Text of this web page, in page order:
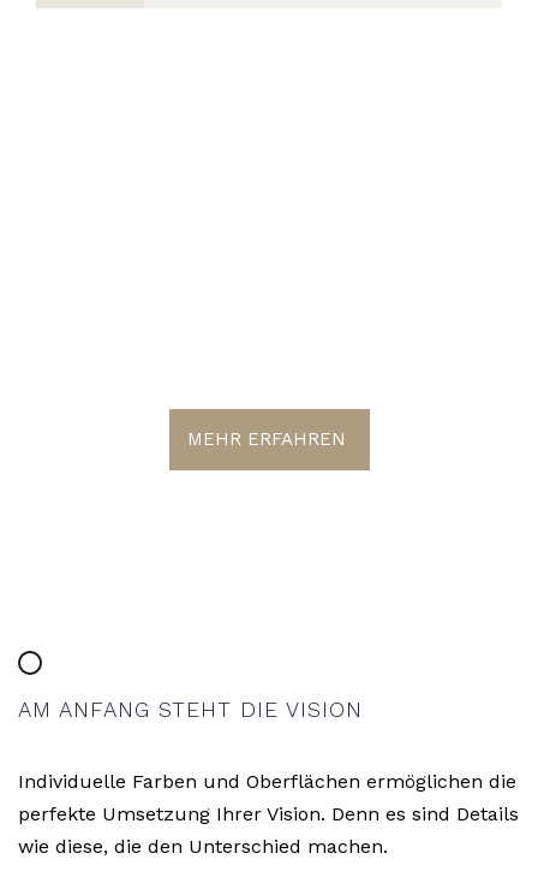
MEHR ERFAHREN
AM ANFANG STEHT DIE VISION
Individuelle Farben und Oberflächen ermöglichen die
perfekte Umsetzung Ihrer Vision. Denn es sind Details
wie diese, die den Unterschied machen.